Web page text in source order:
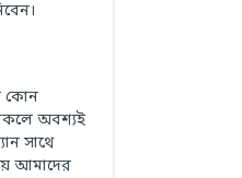
কোন
অবশ্যই
সাথে
আমাদের